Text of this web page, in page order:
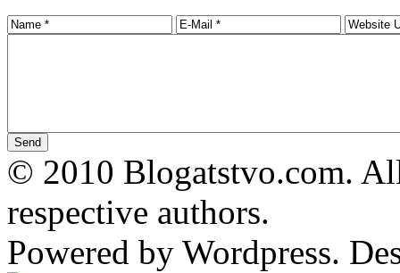
© 2010 Blogatstvo.com.
respective authors.
Powered by Wordpress.